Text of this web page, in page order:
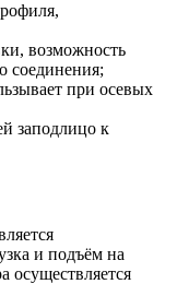
возможность
соединения;
при осевых
заподлицо к
и подъём на
осуществляется